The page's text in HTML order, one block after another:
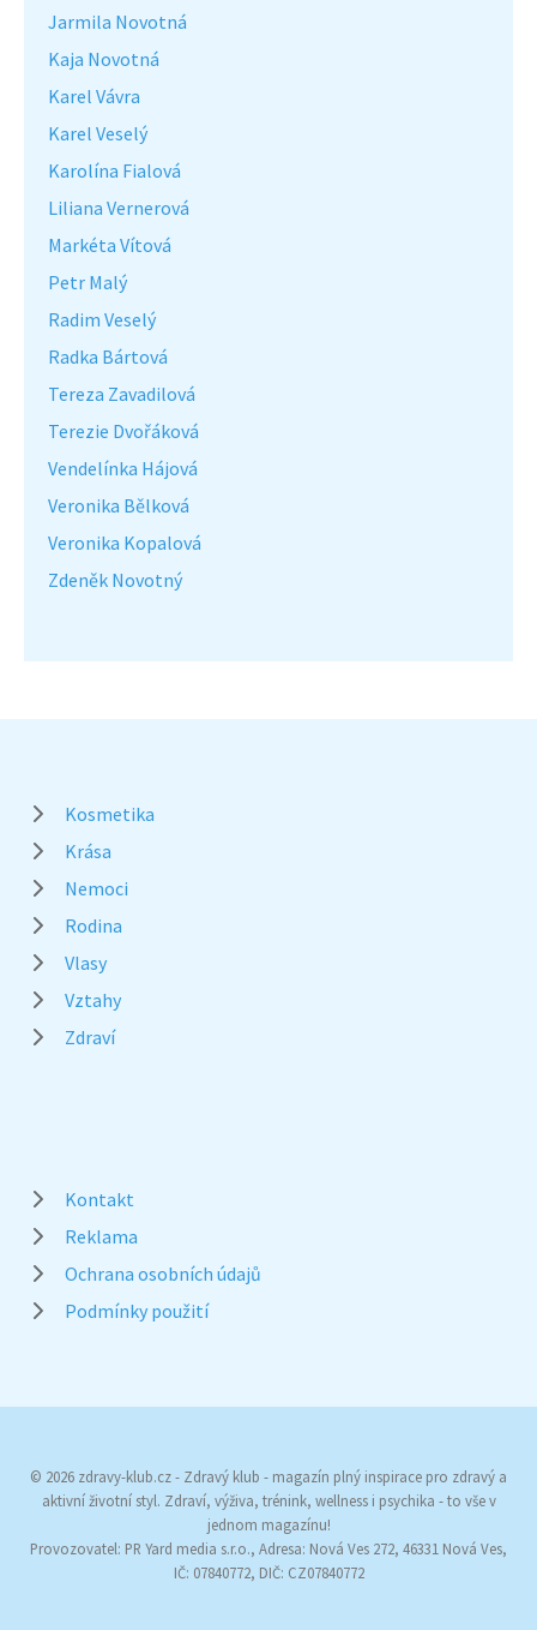
Jarmila Novotná
Kaja Novotná
Karel Vávra
Karel Veselý
Karolína Fialová
Liliana Vernerová
Markéta Vítová
Petr Malý
Radim Veselý
Radka Bártová
Tereza Zavadilová
Terezie Dvořáková
Vendelínka Hájová
Veronika Bělková
Veronika Kopalová
Zdeněk Novotný
Kosmetika
Krása
Nemoci
Rodina
Vlasy
Vztahy
Zdraví
Kontakt
Reklama
Ochrana osobních údajů
Podmínky použití
© 2026 zdravy-klub.cz - Zdravý klub - magazín plný inspirace pro zdravý a
aktivní životní styl. Zdraví, výživa, trénink, wellness i psychika - to vše v
jednom magazínu!
Provozovatel: PR Yard media s.r.o., Adresa: Nová Ves 272, 46331 Nová Ves,
IČ: 07840772, DIČ: CZ07840772